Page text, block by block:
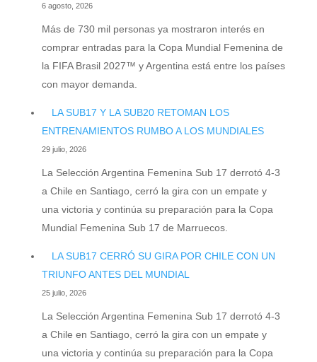
6 agosto, 2026
Más de 730 mil personas ya mostraron interés en
comprar entradas para la Copa Mundial Femenina de
la FIFA Brasil 2027™ y Argentina está entre los países
con mayor demanda.
LA SUB17 Y LA SUB20 RETOMAN LOS
ENTRENAMIENTOS RUMBO A LOS MUNDIALES
29 julio, 2026
La Selección Argentina Femenina Sub 17 derrotó 4-3
a Chile en Santiago, cerró la gira con un empate y
una victoria y continúa su preparación para la Copa
Mundial Femenina Sub 17 de Marruecos.
LA SUB17 CERRÓ SU GIRA POR CHILE CON UN
TRIUNFO ANTES DEL MUNDIAL
25 julio, 2026
La Selección Argentina Femenina Sub 17 derrotó 4-3
a Chile en Santiago, cerró la gira con un empate y
una victoria y continúa su preparación para la Copa